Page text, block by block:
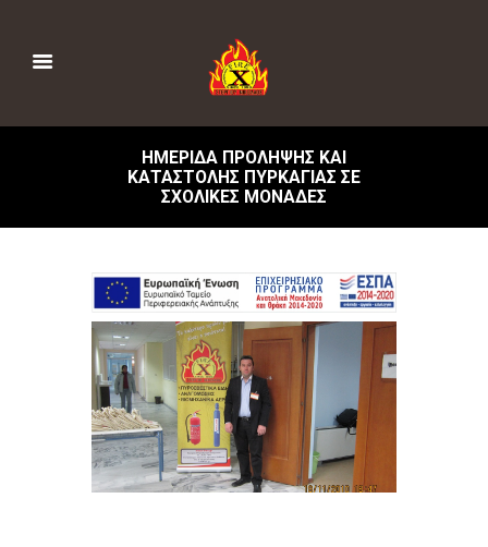
ΗΜΕΡΊΔΑ ΠΡΌΛΗΨΗΣ ΚΑΙ
ΚΑΤΑΣΤΟΛΉΣ ΠΥΡΚΑΓΙΆΣ ΣΕ
ΣΧΟΛΙΚΈΣ ΜΟΝΆΔΕΣ